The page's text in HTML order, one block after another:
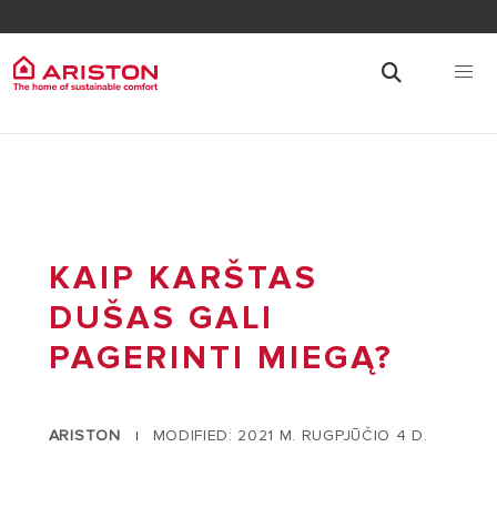
KAIP KARŠTAS
DUŠAS GALI
PAGERINTI MIEGĄ?
ARISTON | MODIFIED: 2021 M. RUGPJŪČIO 4 D.